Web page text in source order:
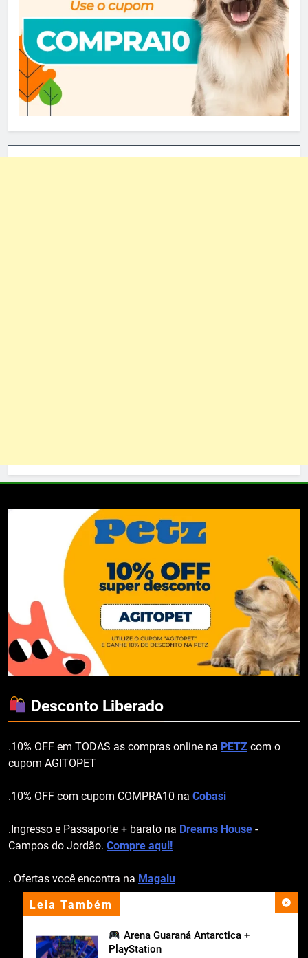
Leia Também
Arena Guaraná Antarctica +
PlayStation
Desconto Liberado
.10% OFF em TODAS as compras online na PETZ com o
cupom AGITOPET
.10% OFF com cupom COMPRA10 na Cobasi
.Ingresso e Passaporte + barato na Dreams House -
Campos do Jordão. Compre aqui!
. Ofertas você encontra na Magalu
apoio institucional